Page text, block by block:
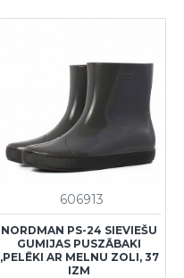
606913
NORDMAN PS-24 SIEVIEŠU
GUMIJAS PUSZĀBAKI
,PELĒKI AR MELNU ZOLI, 37
IZM